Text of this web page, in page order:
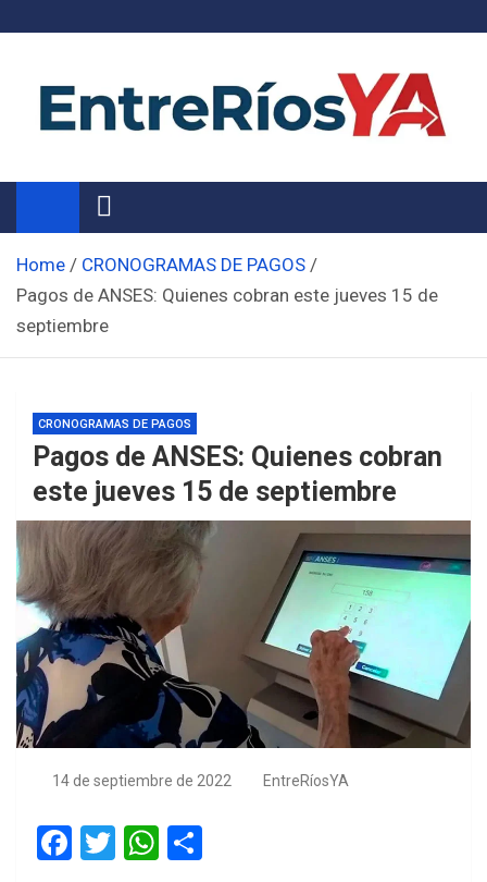
Noticias de Entre Ríos
Información de toda la provincia ahora
Home
CRONOGRAMAS DE PAGOS
Pagos de ANSES: Quienes cobran este jueves 15 de
septiembre
CRONOGRAMAS DE PAGOS
Pagos de ANSES: Quienes cobran
este jueves 15 de septiembre
14 de septiembre de 2022 EntreRíosYA
F
T
W